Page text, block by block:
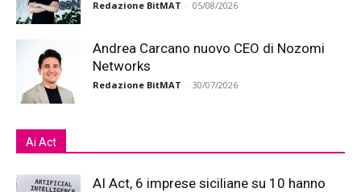
Redazione BitMAT - 05/08/2026
Andrea Carcano nuovo CEO di Nozomi
Networks
Redazione BitMAT - 30/07/2026
Ai Act
AI Act, 6 imprese siciliane su 10 hanno